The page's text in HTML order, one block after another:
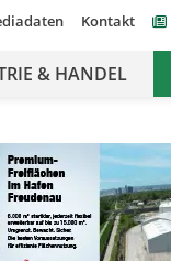
Kontakt
& HANDEL